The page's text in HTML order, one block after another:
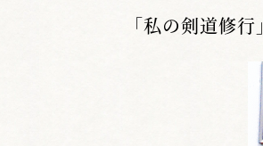
「私の剣道修行」